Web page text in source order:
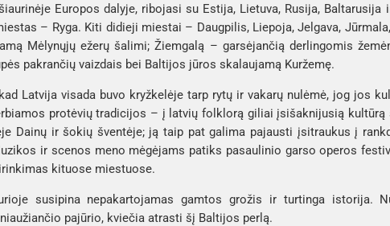
Europos dalyje, ribojasi su Estija, Lietuva, Rusija, Baltarusija
– Ryga. Kiti didieji miestai – Daugpilis, Liepoja, Jelgava,
Mėlynųjų ežerų šalimi; Žiemgalą – garsėjančią derlingomis
pakrančių vaizdais bei Baltijos jūros skalaujamą Kuržemę.
Latvija visada buvo kryžkelėje tarp rytų ir vakarų nulėmė, jog jos
protėvių tradicijos – į latvių folklorą giliai įsišaknijusią kultūrą
Dainų ir šokių šventėje; ją taip pat galima pajausti įsitraukus į
ir scenos meno mėgėjams patiks pasaulinio garso operos
kituose miestuose.
susipina nepakartojamas gamtos grožis ir turtinga istorija.
pajūrio, kviečia atrasti šį Baltijos perlą.